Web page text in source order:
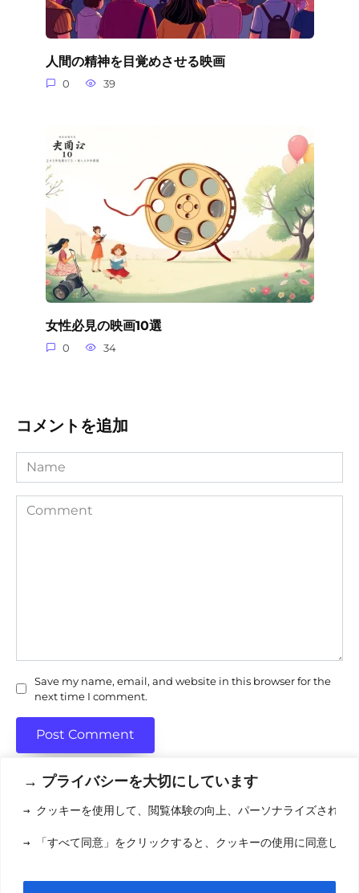
→ プライバシーを大切にしています
→ クッキーを使用して、閲覧体験の向上、パーソナライズされた
→ 「すべて同意」をクリックすると、クッキーの使用に同意した
人間の精神を目覚めさせる映画
0 39
女性必見の映画10選
0 34
コメントを追加
Name
Comment
Save my name, email, and website in this browser for the
next time I comment.
利用規約(りようきやく